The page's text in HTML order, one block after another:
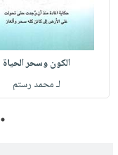
الكون وسحر الحياة
لـ محمد رستم
1